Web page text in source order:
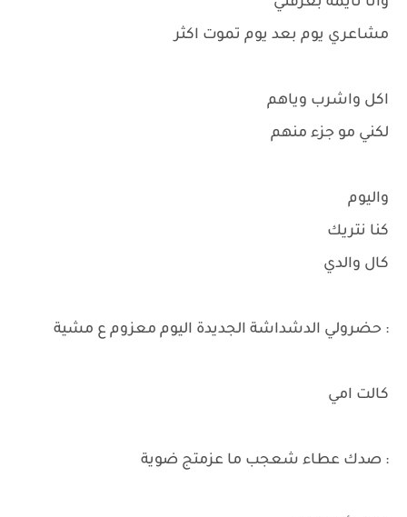
مشاعري يوم بعد يوم تموت اكثر
اكل واشرب وياهم
لكني مو جزء منهم
واليوم
كنا نتريك
كال والدي
: حضرولي الدشداشة الجديدة اليوم معزوم ع مشية
كالت امي
: صدك عطاء شعجب ما عزمتج ضوية